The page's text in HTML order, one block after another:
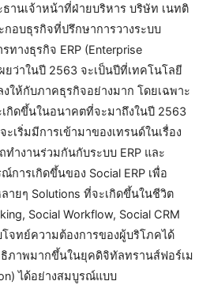
ธานเจ้าหน้าที่ฝ่ายบริหาร บริษัท เนทติ
กอบธุรกิจที่ปรึกษาการวางระบบ
ทางธุรกิจ ERP (Enterprise
ยว่าในปี 2563 จะเป็นปีที่เทคโนโลยี
งให้กับภาคธุรกิจอย่างมาก โดยเฉพาะ
เกิดขึ้นในอนาคตที่จะมาถึงในปี 2563
เริ่มมีการเข้ามาของเทรนด์ในเรื่อง
ทำงานร่วมกันกับระบบ ERP และ
การเกิดขึ้นของ Social ERP เพื่อ
ายๆ Solutions ที่จะเกิดขึ้นในชีวิต
Social Workflow, Social CRM
โจทย์ความต้องการของผู้บริโภคได้
ธิภาพมากขึ้นในยุคดิจิทัลทรานส์ฟอร์เม
ได้อย่างสมบูรณ์แบบ